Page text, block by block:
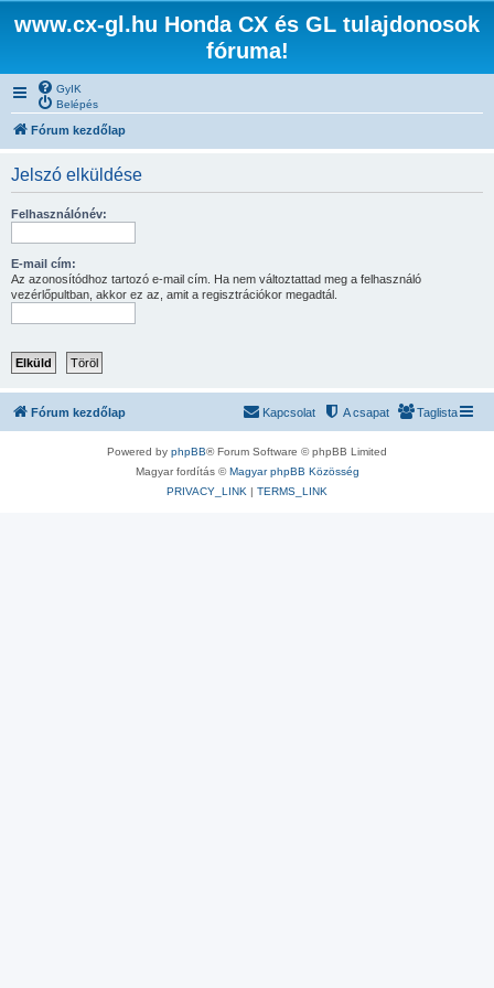
www.cx-gl.hu Honda CX és GL tulajdonosok
fóruma!
GyIK
Belépés
Fórum kezdőlap
Jelszó elküldése
Felhasználónév:
E-mail cím:
Az azonosítódhoz tartozó e-mail cím. Ha nem változtattad meg a felhasználó
vezérlőpultban, akkor ez az, amit a regisztrációkor megadtál.
Fórum kezdőlap Taglista
A csapat
Kapcsolat
Powered by phpBB® Forum Software © phpBB Limited
Magyar fordítás ©Magyar phpBB Közösség
PRIVACY_LINK | TERMS_LINK